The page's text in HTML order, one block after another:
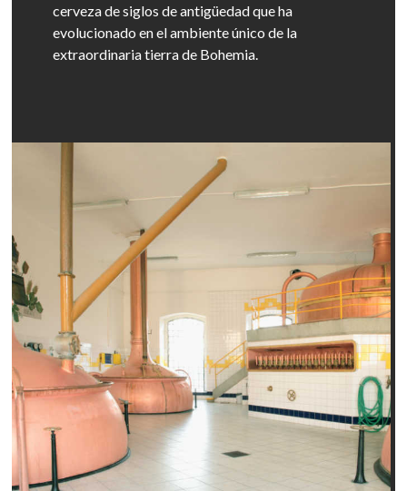
cerveza de siglos de antigüedad que ha
evolucionado en el ambiente único de la
extraordinaria tierra de Bohemia.